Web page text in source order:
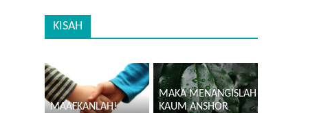
KISAH
MAAFKANLAH!
MAKA MENANGISLAH
KAUM ANSHOR